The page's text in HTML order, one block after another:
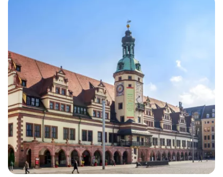
Kontynuuj z Facebookiem
Kontynuuj z e-mailem